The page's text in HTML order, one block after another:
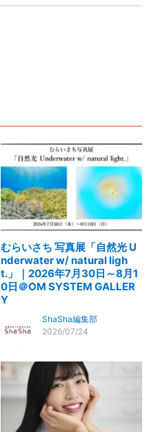
むらいさち 写真展「自然光 U
nderwater w/ natural ligh
t.」｜2026年7月30日～8月1
0日＠OM SYSTEM GALLER
Y
ShaSha編集部
2026/07/24